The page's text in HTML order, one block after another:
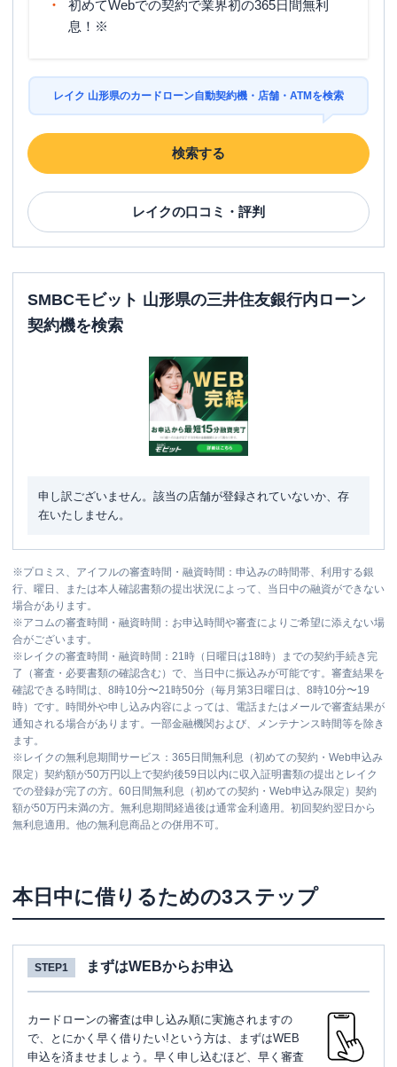
初めてWebでの契約で業界初の365日間無利
息！※
レイク 山形県のカードローン自動契約機・店舗・ATMを検索
検索する
レイクの口コミ・評判
SMBCモビット 山形県の三井住友銀行内ローン
契約機を検索
申し訳ございません。該当の店舗が登録されていないか、存
在いたしません。
※プロミス、アイフルの審査時間・融資時間：申込みの時間帯、利用する銀
行、曜日、または本人確認書類の提出状況によって、当日中の融資ができない
場合があります。
※アコムの審査時間・融資時間：お申込時間や審査によりご希望に添えない場
合がございます。
※ レイクの審査時間・融資時間：21時（日曜日は18時）までの契約手続き完
了（審査・必要書類の確認含む）で、当日中に振込みが可能です。審査結果を
確認できる時間は、8時10分〜21時50分（毎月第3日曜日は、8時10分〜19
時）です。時間外や申し込み内容によっては、電話またはメールで審査結果が
通知される場合があります。一部金融機関および、メンテナンス時間等を除き
ます。
※ レイクの無利息期間サービス：365日間無利息（初めての契約・Web申込み
限定）契約額が50万円以上で契約後59日以内に収入証明書類の提出とレイク
での登録が完了の方。60日間無利息（初めての契約・Web申込み限定）契約
額が50万円未満の方。無利息期間経過後は通常金利適用。初回契約翌日から
無利息適用。他の無利息商品との併用不可。
本日中に借りるための3ステップ
STEP1 まずはWEBからお申込
カードローンの審査は申し込み順に実施されますの
で、とにかく早く借りたい!という方は、まずはWEB
申込を済ませましょう。早く申し込むほど、早く審査